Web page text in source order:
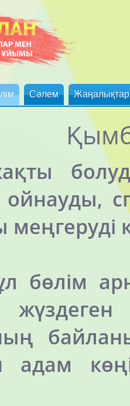
Сәлем Жаңалықтар
ойнауды,
бөлім
адам